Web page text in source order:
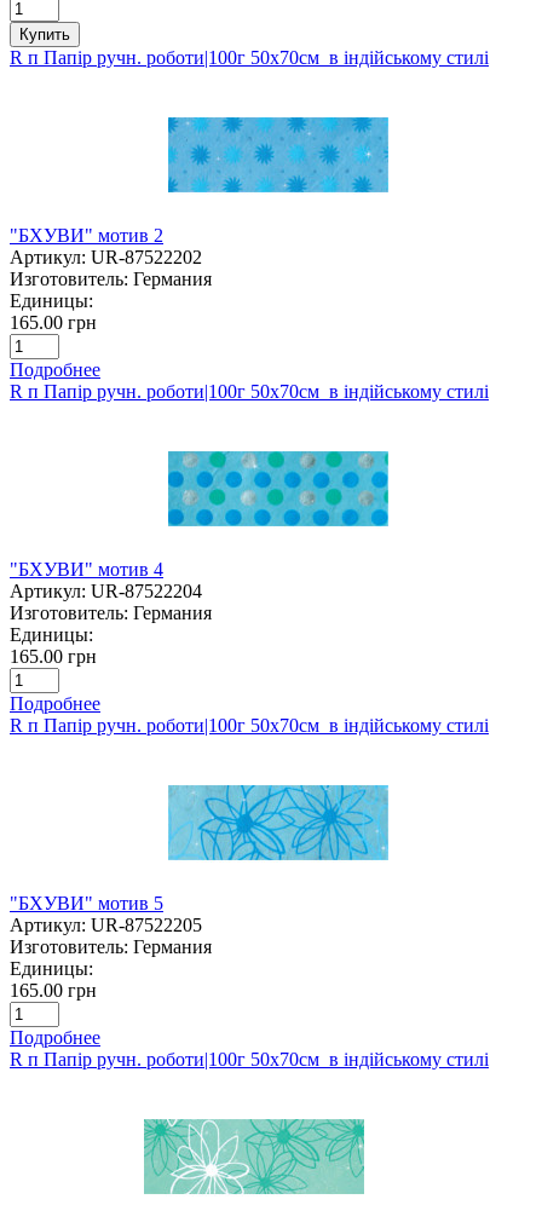
Купить
R п Папір ручн. роботи|100г 50х70см в індійському стилі
"БХУВИ" мотив 2
Артикул: UR-87522202
Изготовитель: Германия
Единицы:
165.00 грн
Подробнее
R п Папір ручн. роботи|100г 50х70см в індійському стилі
"БХУВИ" мотив 4
Артикул: UR-87522204
Изготовитель: Германия
Единицы:
165.00 грн
Подробнее
R п Папір ручн. роботи|100г 50х70см в індійському стилі
"БХУВИ" мотив 5
Артикул: UR-87522205
Изготовитель: Германия
Единицы:
165.00 грн
Подробнее
R п Папір ручн. роботи|100г 50х70см в індійському стилі